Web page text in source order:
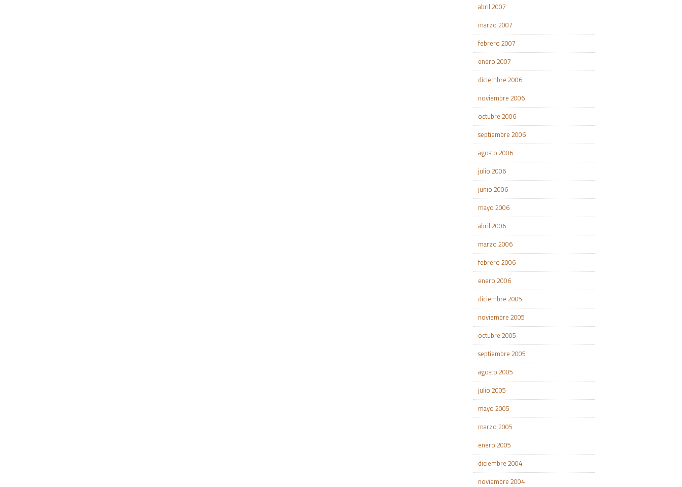
abril 2007
marzo 2007
febrero 2007
enero 2007
diciembre 2006
noviembre 2006
octubre 2006
septiembre 2006
agosto 2006
julio 2006
junio 2006
mayo 2006
abril 2006
marzo 2006
febrero 2006
enero 2006
diciembre 2005
noviembre 2005
octubre 2005
septiembre 2005
agosto 2005
julio 2005
mayo 2005
marzo 2005
enero 2005
diciembre 2004
noviembre 2004